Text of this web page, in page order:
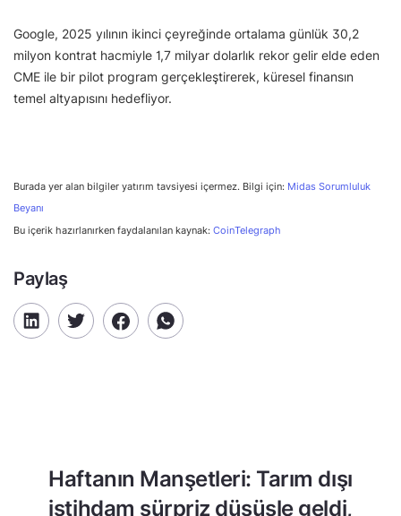
Google, 2025 yılının ikinci çeyreğinde ortalama günlük 30,2
milyon kontrat hacmiyle 1,7 milyar dolarlık rekor gelir elde eden
CME ile bir pilot program gerçekleştirerek, küresel finansın
temel altyapısını hedefliyor.
Burada yer alan bilgiler yatırım tavsiyesi içermez. Bilgi için: Midas Sorumluluk
Beyanı
Bu içerik hazırlanırken faydalanılan kaynak: CoinTelegraph
Paylaş
Haftanın Manşetleri: Tarım dışı
istihdam sürpriz düşüşle geldi,